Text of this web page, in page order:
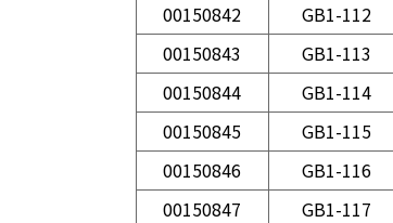
00150842
GB1-112
00150843
GB1-113
00150844
GB1-114
00150845
GB1-115
00150846
GB1-116
00150847
GB1-117